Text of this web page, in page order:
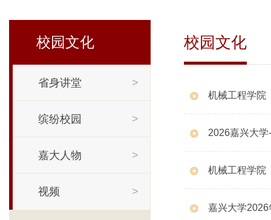
校园文化
省身讲堂 >
缤纷校园 >
嘉大人物 >
视频 >
校园文化
2026嘉兴大学
机械工程学院
嘉兴大学2026